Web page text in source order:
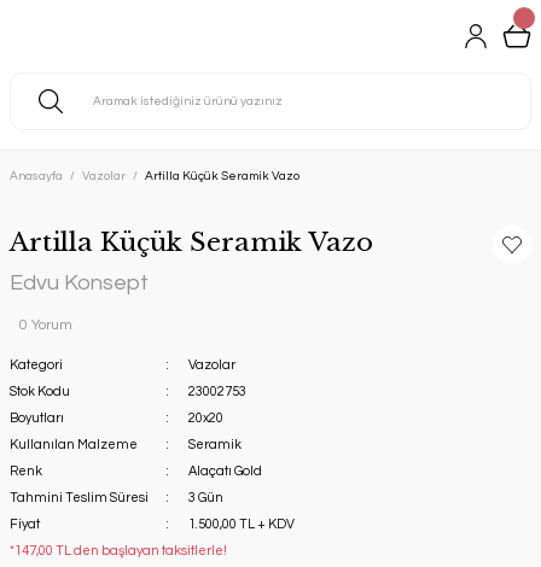
Anasayfa Vazolar Artilla Küçük Seramik Vazo
Artilla Küçük Seramik Vazo
Edvu Konsept
0 Yorum
Kategori
Vazolar
Stok Kodu
23002753
Boyutları
20x20
Kullanılan Malzeme
Seramik
Renk
Alaçatı Gold
Tahmini Teslim Süresi
3 Gün
Fiyat
1.500,00 TL + KDV
*147,00 TL den başlayan taksitlerle!